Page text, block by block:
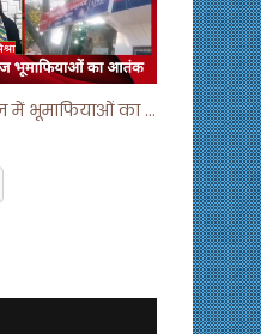
हैदरगंज में भूमाफियाओं का आतंक ! #upnews #viral #viralvideo